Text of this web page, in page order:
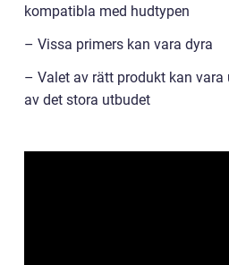
kompatibla med hudtypen
– Vissa primers kan vara dyra
– Valet av rätt produkt kan vara
av det stora utbudet